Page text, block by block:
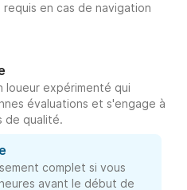
en cas de navigation
loueur expérimenté qui
évaluations et s'engage à
de qualité.
complet si vous
avant le début de